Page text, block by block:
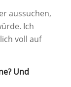
aussuchen,
Ich
voll auf
Und